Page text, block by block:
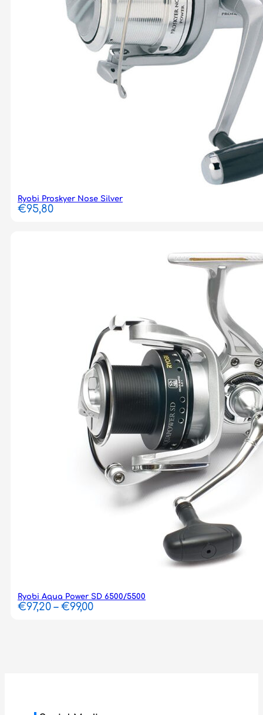
Ryobi Proskyer Nose Silver
€95,80
Ryobi Aqua Power SD 6500/5500
€97,20 – €99,00Price